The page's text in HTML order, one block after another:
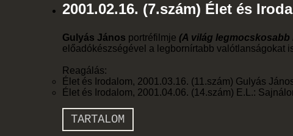
2001.02.16. (7.szám) Élet és
Gulyás János portréfilmje (A világ
előadókészségével a legbornírtabb
Reagálás:
Élet és Irodalom, 2001.03.16. (11.szám) Gulyás
Élet és Irodalom, 2001.04.06. (14.szám) E.L.:
TARTALOM